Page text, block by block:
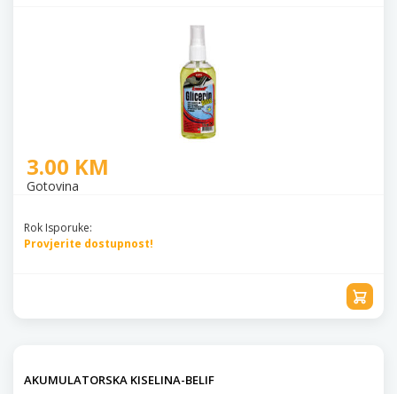
3.00 KM
Gotovina
Rok Isporuke:
Provjerite dostupnost!
AKUMULATORSKA KISELINA-BELIF